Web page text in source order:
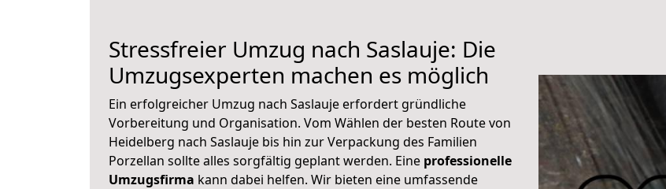
Stressfreier Umzug nach Saslauje: Die
Umzugsexperten machen es möglich
Ein erfolgreicher Umzug nach Saslauje erfordert gründliche
Vorbereitung und Organisation. Vom Wählen der besten Route von
Heidelberg nach Saslauje bis hin zur Verpackung des Familien
Porzellan sollte alles sorgfältig geplant werden. Eine professionelle
Umzugsfirma kann dabei helfen. Wir bieten eine umfassende